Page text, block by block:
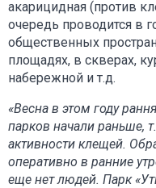
акарицидная (против
очередь проводится в
общественных
площадях, в скверах,
набережной и т.д.
«Весна в этом году
парков начали раньше,
активности клещей.
оперативно в ранние
еще нет людей. Парк